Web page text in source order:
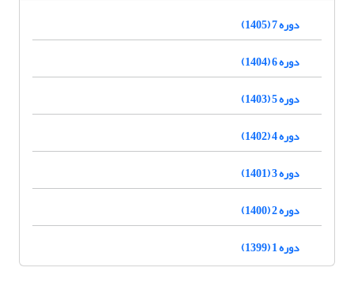
دوره 7 (1405)
دوره 6 (1404)
دوره 5 (1403)
دوره 4 (1402)
دوره 3 (1401)
دوره 2 (1400)
دوره 1 (1399)